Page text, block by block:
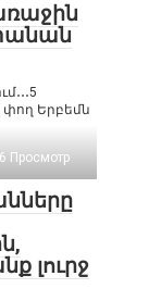
Երբեմն
Просмотр
լուրջ